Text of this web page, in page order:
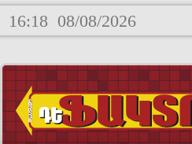
16:18 08/08/2026